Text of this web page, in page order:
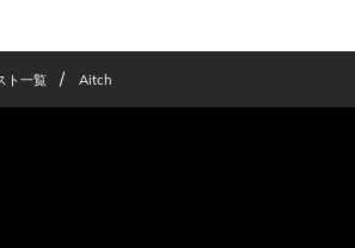
ト一覧 / Aitch